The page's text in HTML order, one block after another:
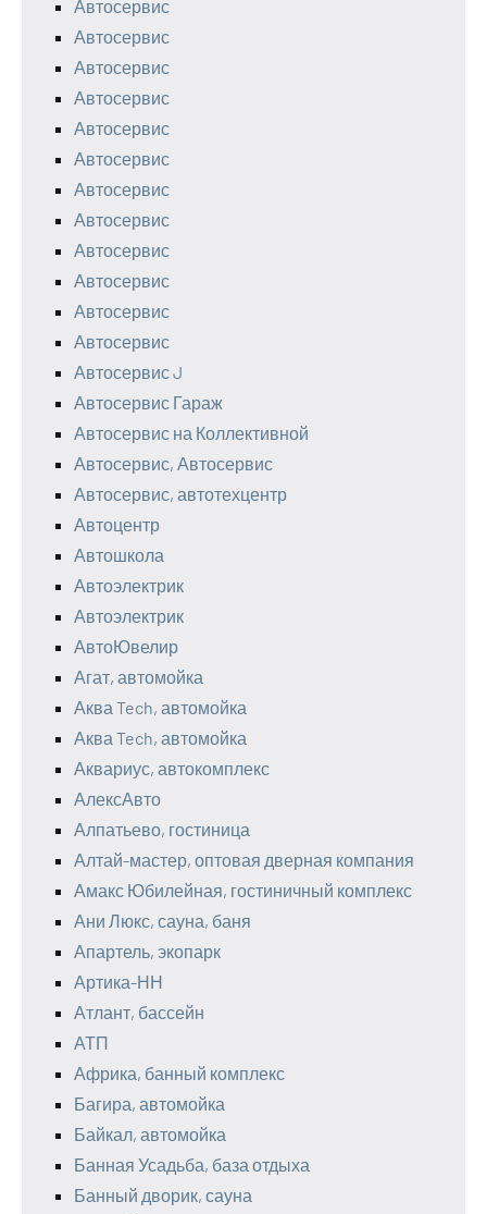
Автосервис
Автосервис
Автосервис
Автосервис
Автосервис
Автосервис
Автосервис
Автосервис
Автосервис
Автосервис
Автосервис
Автосервис
Автосервис J
Автосервис Гараж
Автосервис на Коллективной
Автосервис, Автосервис
Автосервис, автотехцентр
Автоцентр
Автошкола
Автоэлектрик
Автоэлектрик
АвтоЮвелир
Агат, автомойка
Аква Tech, автомойка
Аква Tech, автомойка
Аквариус, автокомплекс
АлексАвто
Алпатьево, гостиница
Алтай-мастер, оптовая дверная компания
Амакс Юбилейная, гостиничный комплекс
Ани Люкс, сауна, баня
Апартель, экопарк
Артика-НН
Атлант, бассейн
АТП
Африка, банный комплекс
Багира, автомойка
Байкал, автомойка
Банная Усадьба, база отдыха
Банный дворик, сауна